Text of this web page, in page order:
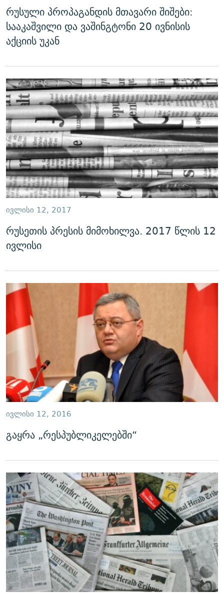
რუსული პროპაგანდის მთავარი შიშები:
სააკაშვილი და ვაშინგტონი 20 ივნისის
აქციის უკან
ᲘᲕᲚᲘᲡᲘ 12, 2017
რუსეთის პრესის მიმოხილვა. 2017 წლის 12
ივლისი
ᲘᲕᲚᲘᲡᲘ 12, 2016
გაყრა „რესპუბლიკელებში“